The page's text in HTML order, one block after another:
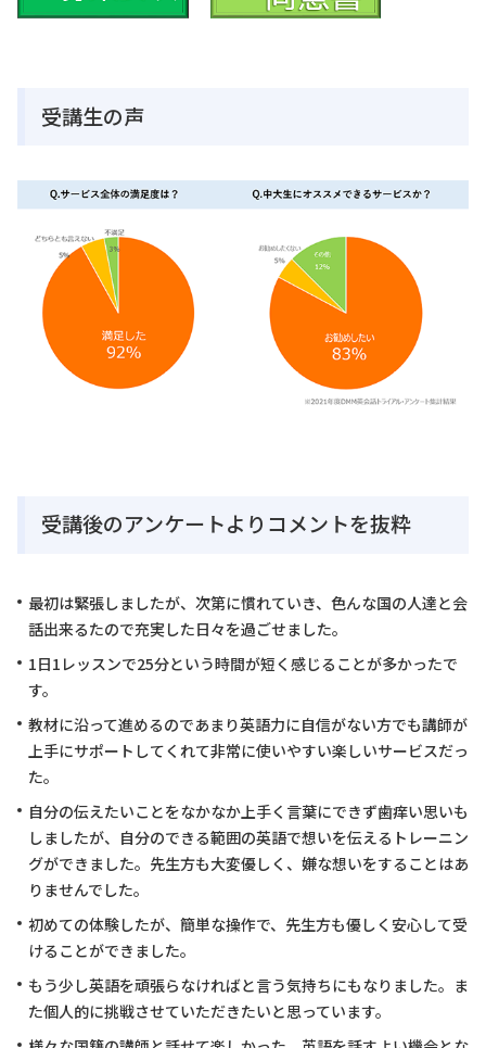
受講生の声
受講後のアンケートよりコメントを抜粋
最初は緊張しましたが、次第に慣れていき、色んな国の人達と会
話出来るたので充実した日々を過ごせました。
1日1レッスンで25分という時間が短く感じることが多かったで
す。
教材に沿って進めるのであまり英語力に自信がない方でも講師が
上手にサポートしてくれて非常に使いやすい楽しいサービスだっ
た。
自分の伝えたいことをなかなか上手く言葉にできず歯痒い思いも
しましたが、自分のできる範囲の英語で想いを伝えるトレーニン
グができました。先生方も大変優しく、嫌な想いをすることはあ
りませんでした。
初めての体験したが、簡単な操作で、先生方も優しく安心して受
けることができました。
もう少し英語を頑張らなければと言う気持ちにもなりました。ま
た個人的に挑戦させていただきたいと思っています。